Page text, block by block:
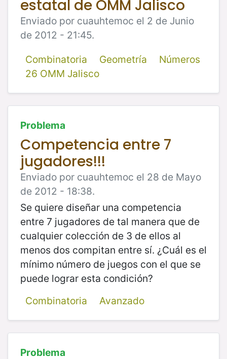
estatal de OMM Jalisco
Enviado por cuauhtemoc el 2 de Junio
de 2012 - 21:45.
Combinatoria
Geometría
Números
26 OMM Jalisco
Problema
Competencia entre 7
jugadores!!!
Enviado por cuauhtemoc el 28 de Mayo
de 2012 - 18:38.
Se quiere diseñar una competencia
entre 7 jugadores de tal manera que de
cualquier colección de 3 de ellos al
menos dos compitan entre sí. ¿Cuál es el
mínimo número de juegos con el que se
puede lograr esta condición?
Combinatoria
Avanzado
Problema